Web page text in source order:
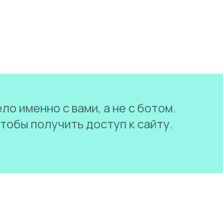
именно с вами, а не с ботом.
получить доступ к сайту.